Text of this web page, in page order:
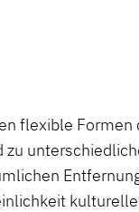
flexible Formen